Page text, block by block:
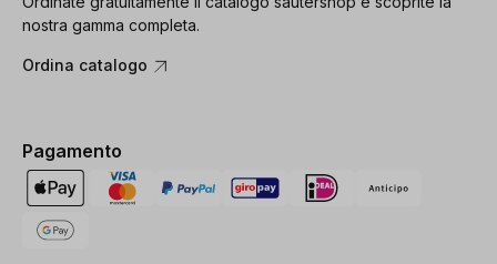
nostra gamma completa.
Ordina catalogo
Pagamento